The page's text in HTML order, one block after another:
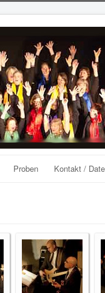
Proben Kontakt /